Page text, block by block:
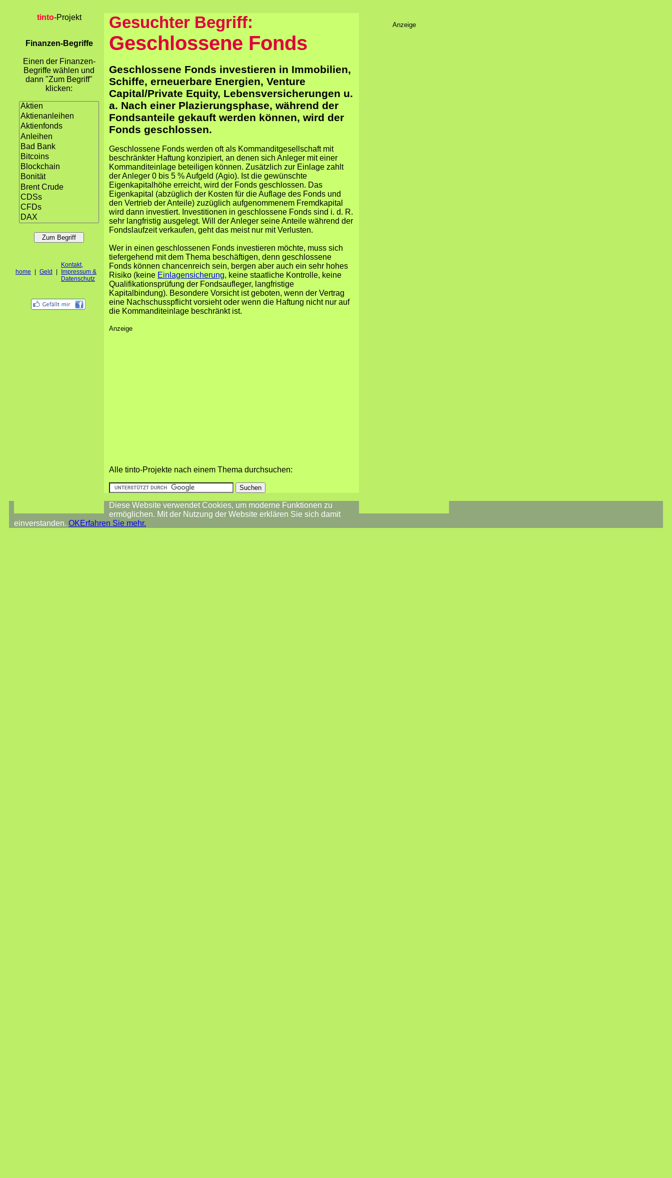
tinto-Projekt
Finanzen-Begriffe
Einen der Finanzen-
Begriffe wählen und
dann "Zum Begriff"
klicken:
home Geld
Kontakt,
Impressum &
Datenschutz
Anzeige
Gesuchter Begriff:
Geschlossene Fonds
Geschlossene Fonds investieren in Immobilien,
Schiffe, erneuerbare Energien, Venture
Capital/Private Equity, Lebensversicherungen u.
a. Nach einer Plazierungsphase, während der
Fondsanteile gekauft werden können, wird der
Fonds geschlossen.
Geschlossene Fonds werden oft als Kommanditgesellschaft mit
beschränkter Haftung konzipiert, an denen sich Anleger mit einer
Kommanditeinlage beteiligen können. Zusätzlich zur Einlage zahlt
der Anleger 0 bis 5 % Aufgeld (Agio). Ist die gewünschte
Eigenkapitalhöhe erreicht, wird der Fonds geschlossen. Das
Eigenkapital (abzüglich der Kosten für die Auflage des Fonds und
den Vertrieb der Anteile) zuzüglich aufgenommenem Fremdkapital
wird dann investiert. Investitionen in geschlossene Fonds sind i. d. R.
sehr langfristig ausgelegt. Will der Anleger seine Anteile während der
Fondslaufzeit verkaufen, geht das meist nur mit Verlusten.
Wer in einen geschlossenen Fonds investieren möchte, muss sich
tiefergehend mit dem Thema beschäftigen, denn geschlossene
Fonds können chancenreich sein, bergen aber auch ein sehr hohes
Risiko (keine Einlagensicherung, keine staatliche Kontrolle, keine
Qualifikationsprüfung der Fondsaufleger, langfristige
Kapitalbindung). Besondere Vorsicht ist geboten, wenn der Vertrag
eine Nachschusspflicht vorsieht oder wenn die Haftung nicht nur auf
die Kommanditeinlage beschränkt ist.
Anzeige
Alle tinto-Projekte nach einem Thema durchsuchen:
Diese Website verwendet Cookies, um moderne Funktionen zu
ermöglichen. Mit der Nutzung der Website erklären Sie sich damit
einverstanden. OKErfahren Sie mehr.